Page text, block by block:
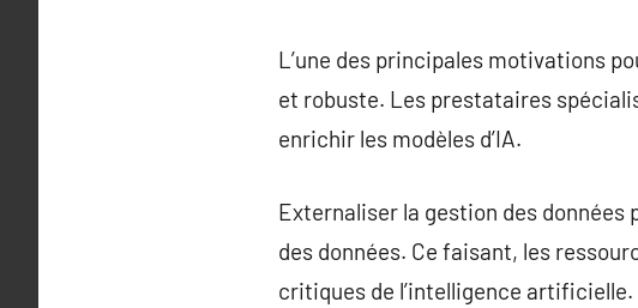
L’une des principales motivations
et robuste. Les prestataires
enrichir les modèles d’IA.
Externaliser la gestion des données
des données. Ce faisant, les
critiques de l’intelligence artificielle.